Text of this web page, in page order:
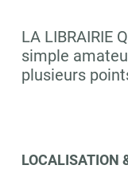
LA LIBRAIRIE
simple
plusieurs
LOCALISATION